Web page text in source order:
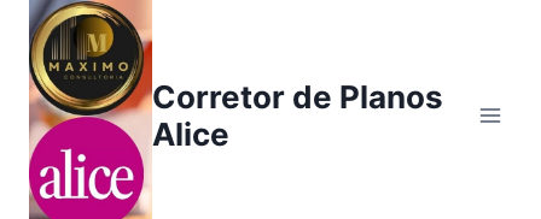
Corretor de Planos
Alice